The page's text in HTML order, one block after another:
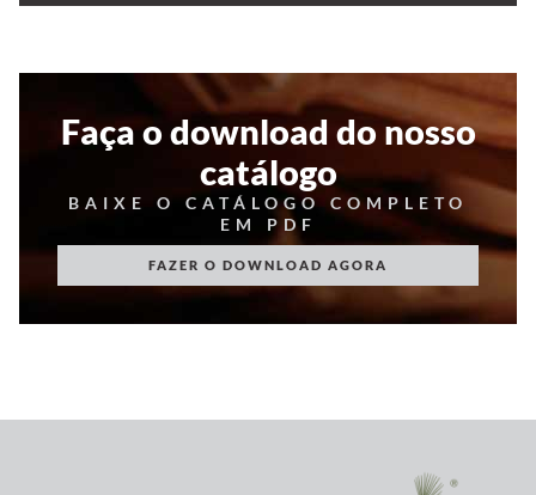
Faça o download do nosso
catálogo
BAIXE O CATÁLOGO COMPLETO
EM PDF
FAZER O DOWNLOAD AGORA